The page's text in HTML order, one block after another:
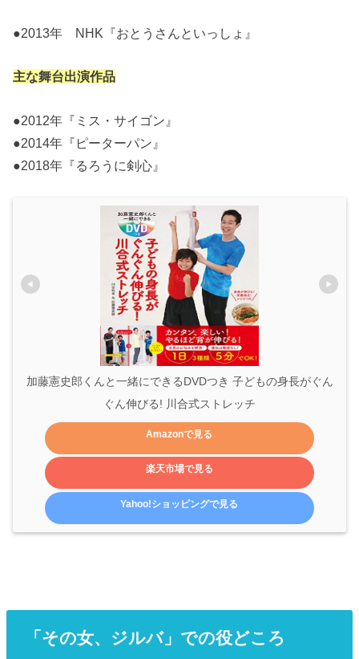
●2013年 NHK『おとうさんといっしょ』
主な舞台出演作品
●2012年『ミス・サイゴン』
●2014年『ピーターパン』
●2018年『るろうに剣心』
加藤憲史郎くんと一緒にできるDVDつき 子どもの身長がぐん
ぐん伸びる! 川合式ストレッチ
Amazonで見る
楽天市場で見る
Yahoo!ショッピングで見る
「その女、ジルバ」での役どころ